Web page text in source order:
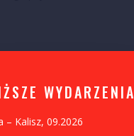
WYDARZENIA
– Kalisz, 09.2026